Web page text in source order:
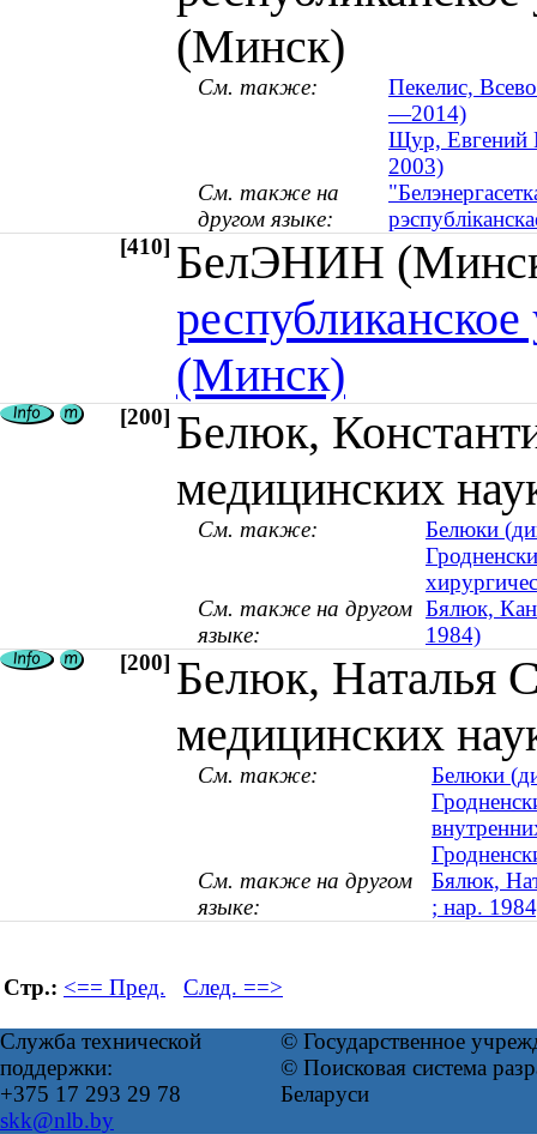
(Минск)
См. также:
Пекелис,
—2014)
Щур, Евгений
2003)
См. также на
другом языке:
[410] БелЭНИН
(Минск)
[200] Белюк,
медицинских
См. также:
Белюки
См. также на другом
языке:
Бялюк,
1984)
[200] Белюк, Наталья
медицинских
См. также:
Белюки
См. также на другом
языке:
Бялюк,
; нар.
Стр.: <== Пред. След. ==>
Служба технической
поддержки:
+375 17 293 29 78
skk@nlb.by
© Государственное
© Поисковая система
Беларуси